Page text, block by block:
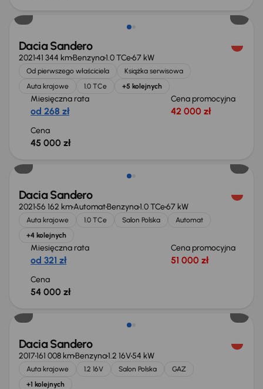
Dacia Sandero
202141 344 kmBenzyna1.0 TCe67 kW
Od pierwszego właściciela
Książka serwisowa
Auta krajowe
1.0 TCe +5 kolejnych
Miesięczna rata
od 268 zł
Cena promocyjna
42 000 zł
Cena
45 000 zł
Dacia Sandero
202156 162 kmAutomatBenzyna1.0 TCe67 kW
Auta krajowe 1.0 TCe Salon Polska
Automat
+4 kolejnych
Miesięczna rata
od 321 zł
Cena promocyjna
51 000 zł
Cena
54 000 zł
Dacia Sandero
2017161 008 kmBenzyna1.2 16V54 kW
Auta krajowe 1.2 16V Salon Polska
GAZ
+1 kolejnych